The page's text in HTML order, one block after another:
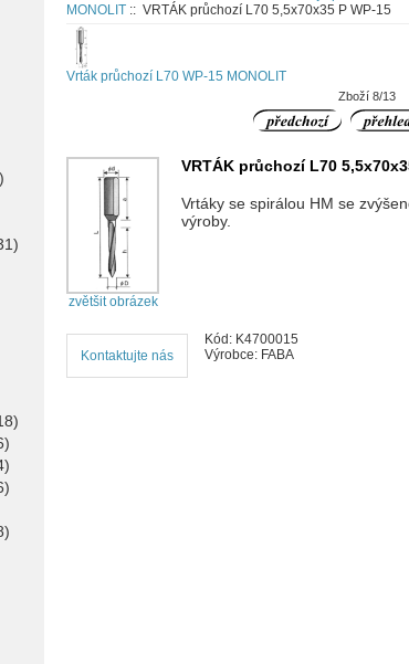
MONOLIT :: VRTÁK průchozí L70 5,5x70x35 P WP-15
Vrták průchozí L70 WP-15 MONOLIT
Zboží 8/13
zvětšit obrázek
VRTÁK průchozí L70
Vrtáky se spirálou HM se
výroby.
Kontaktujte nás
Kód: K4700015
Výrobce: FABA